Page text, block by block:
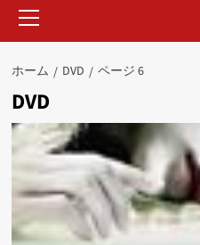
イ
ン
ニ
ュ
ー
ホーム DVD ページ 6
DVD